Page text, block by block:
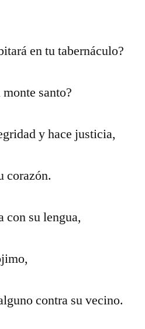
en tu tabernáculo?
santo?
y hace justicia,
corazón.
con su lengua,
contra su vecino.